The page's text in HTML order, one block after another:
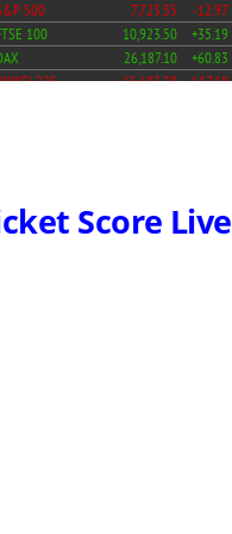
Score Live